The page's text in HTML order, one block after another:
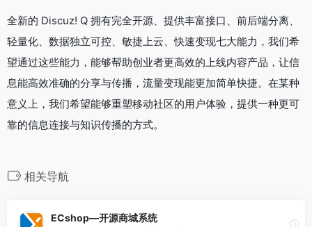
全新的 Discuz! Q 拥有完全开源、提供丰富接口、前后端分离、
轻量化、数据独立可控、敏捷上云、快速变现七大能力，我们希
望通过这些能力，能够帮助创业者更高效的上线内容产品，让信
息能高效准确的分享与传播，流量变现能更加简单快捷。在某种
意义上，我们希望能够重塑移动社区的用户体验，提供一种更可
靠的信息连接与知识传播的方式。
相关导航
ECshop—开源商城系统